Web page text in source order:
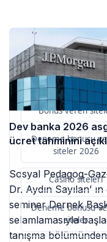
Sponsorlarımız
Bu içerik destekçileri
primebahis resmi
Bonus veren
Deneme bonusu
siteler 2026
Casino siteleri
Deneme bonusu
siteler
Dev banka 2026
ücret tahminini
Sosyal Pedagog-
Dr. Aydın Sayılan’
seminer Dernek
selamlamasıyla
tanışma